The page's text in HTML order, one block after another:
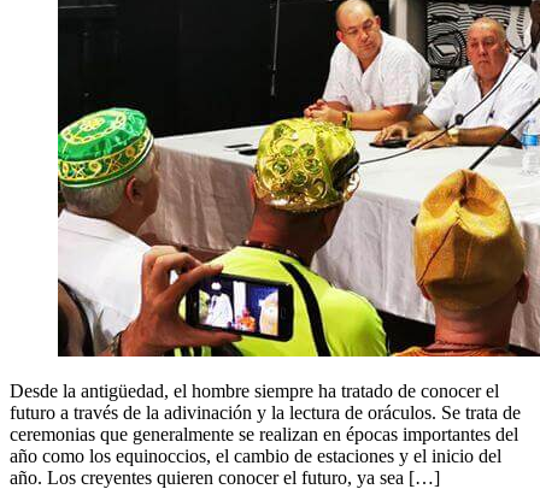
Desde la antigüedad, el hombre siempre ha tratado de conocer el
futuro a través de la adivinación y la lectura de oráculos. Se trata de
ceremonias que generalmente se realizan en épocas importantes del
año como los equinoccios, el cambio de estaciones y el inicio del
año. Los creyentes quieren conocer el futuro, ya sea […]